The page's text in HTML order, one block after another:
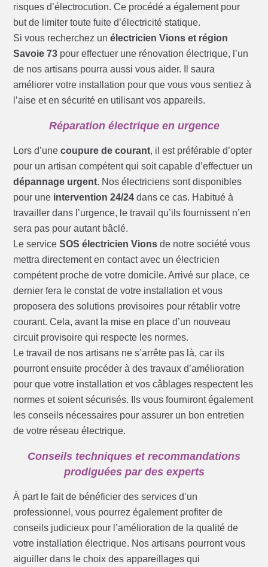
risques d’électrocution. Ce procédé a également pour
but de limiter toute fuite d’électricité statique.
Si vous recherchez unélectricien Vions et région
Savoie 73 pour effectuer une rénovation électrique, l’un
de nos artisans pourra aussi vous aider. Il saura
améliorer votre installation pour que vous vous sentiez à
l’aise et en sécurité en utilisant vos appareils.
Réparation électrique en urgence
Lors d’unecoupure de courant, il est préférable d’opter
pour un artisan compétent qui soit capable d’effectuer un
dépannage urgent. Nos électriciens sont disponibles
pour une intervention 24/24 dans ce cas. Habitué à
travailler dans l’urgence, le travail qu’ils fournissent n’en
sera pas pour autant bâclé.
Le serviceSOS électricien Vions de notre société vous
mettra directement en contact avec un électricien
compétent proche de votre domicile. Arrivé sur place, ce
dernier fera le constat de votre installation et vous
proposera des solutions provisoires pour rétablir votre
courant. Cela, avant la mise en place d’un nouveau
circuit provisoire qui respecte les normes.
Le travail de nos artisans ne s’arrête pas là, car ils
pourront ensuite procéder à des travaux d’amélioration
pour que votre installation et vos câblages respectent les
normes et soient sécurisés. Ils vous fourniront également
les conseils nécessaires pour assurer un bon entretien
de votre réseau électrique.
Conseils techniques et recommandations
prodiguées par des experts
À part le fait de bénéficier des services d’un
professionnel, vous pourrez également profiter de
conseils judicieux pour l’amélioration de la qualité de
votre installation électrique. Nos artisans pourront vous
aiguiller dans le choix des appareillages qui